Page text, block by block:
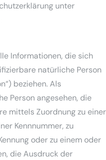
unter
Informationen, die sich
natürliche Person
beziehen. Als
Person angesehen, die
mittels Zuordnung zu einer
Kennnummer, zu
oder zu einem oder
die Ausdruck der